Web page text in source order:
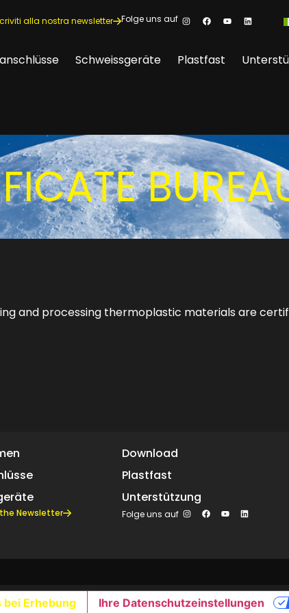
alla nostra newsletter Folge uns auf
Schweissgeräte Plastfast
and processing thermoplastic materials are
Newsletter
Download
Plastfast
Unterstützung
Folge uns auf
bei Erhebung Ihre Datenschutzeinstellungen